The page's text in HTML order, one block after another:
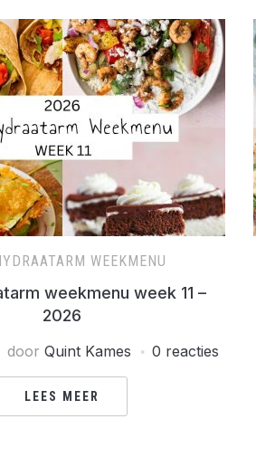
WEEKMENU
weekmenu week 11 –
2026
door Quint Kames 0 reacties
LEES MEER